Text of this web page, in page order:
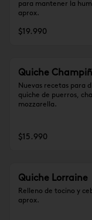
para mantener la
aprox.
$19.990
Quiche
Nuevas recetas para
quiche de puerros,
mozzarella.
$15.990
Quiche Lorraine
Relleno de tocino y
aprox.